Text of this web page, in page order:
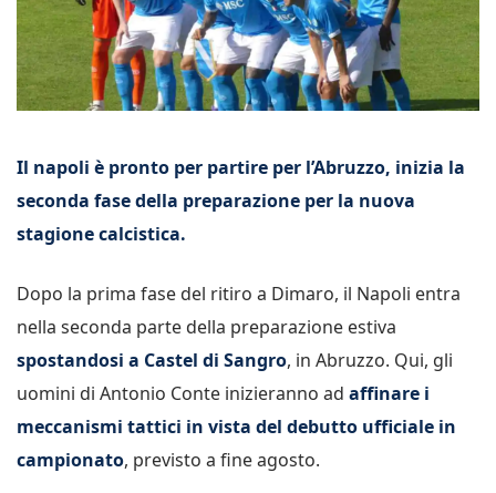
Il napoli è pronto per partire per l’Abruzzo, inizia la
seconda fase della preparazione per la nuova
stagione calcistica.
Dopo la prima fase del ritiro a Dimaro, il Napoli entra
nella seconda parte della preparazione estiva
spostandosi a Castel di Sangro, in Abruzzo. Qui, gli
uomini di Antonio Conte inizieranno ad affinare i
meccanismi tattici in vista del debutto ufficiale in
campionato, previsto a fine agosto.